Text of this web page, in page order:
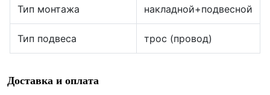
Тип монтажа накладной+подвесной
Тип подвеса трос (провод)
Доставка и оплата